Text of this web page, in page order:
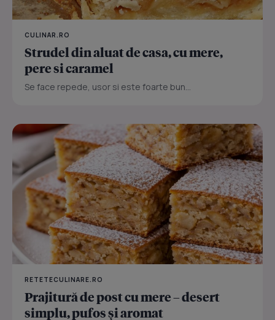
CULINAR.RO
Strudel din aluat de casa, cu mere,
pere si caramel
Se face repede, usor si este foarte bun...
RETETECULINARE.RO
Prajitură de post cu mere – desert
simplu, pufos și aromat